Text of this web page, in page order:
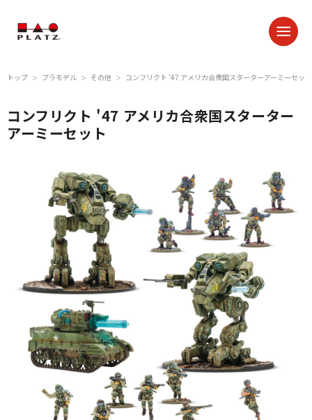
トップ ＞ プラモデル ＞ その他 ＞ コンフリクト '47 アメリカ合衆国スターターアーミーセット
コンフリクト '47 アメリカ合衆国スターター
アーミーセット